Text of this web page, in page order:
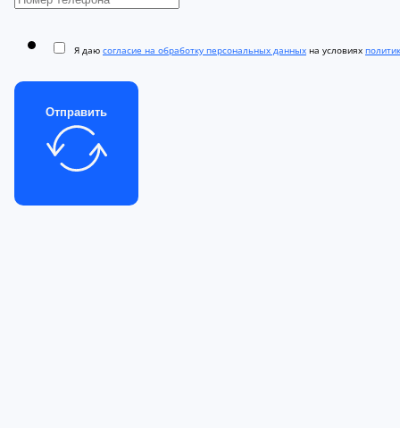
Я даю согласие на обработку персональных данных на условиях
Отправить